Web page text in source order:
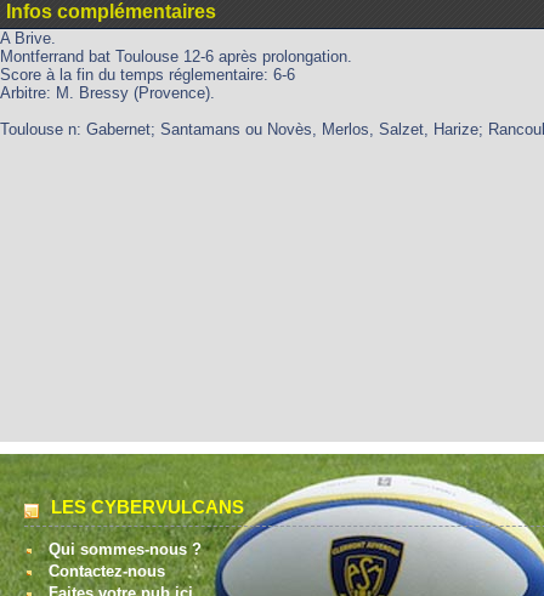
Infos complémentaires
A Brive.
Montferrand bat Toulouse 12-6 après prolongation.
Score à la fin du temps réglementaire: 6-6
Arbitre: M. Bressy (Provence).
Toulouse n: Gabernet; Santamans ou Novès, Merlos, Salzet, Harize;
LES CYBERVULCANS
Qui sommes-nous ?
Contactez-nous